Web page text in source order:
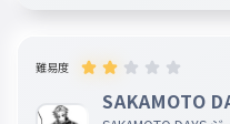
難易度
SAKAMOTO